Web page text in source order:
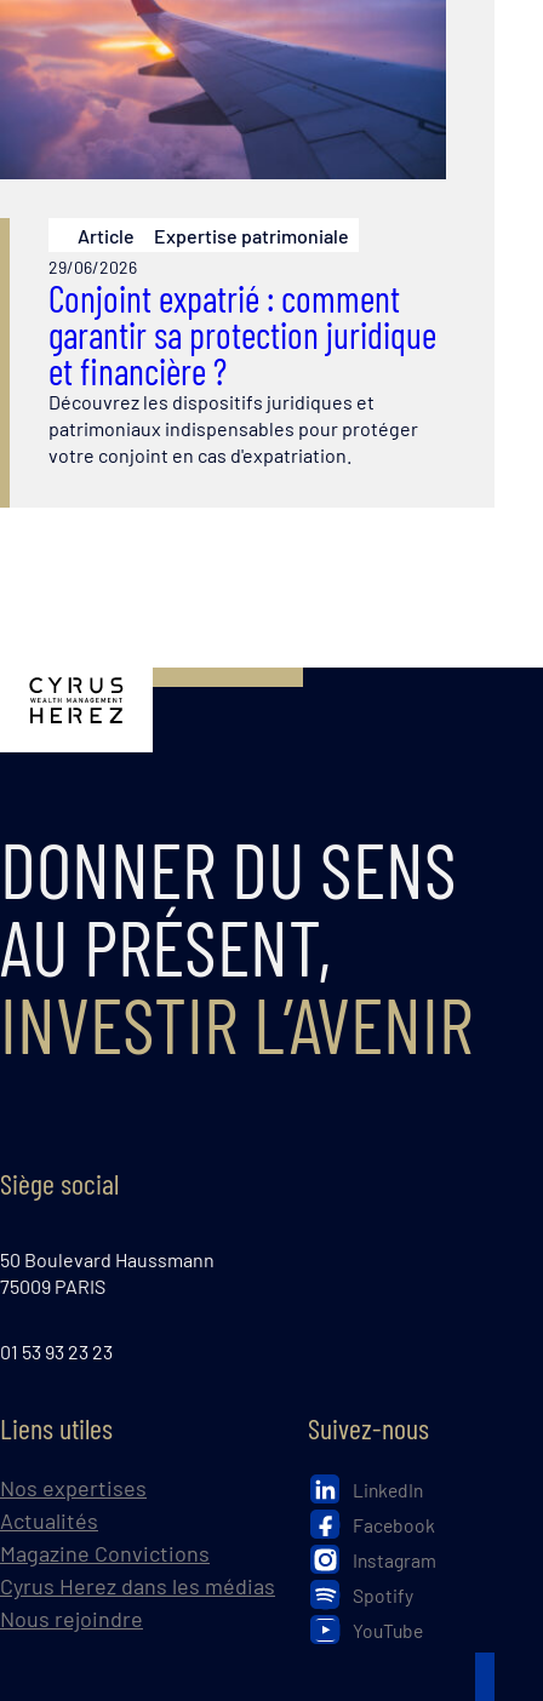
Article Expertise patrimoniale
29/06/2026
Conjoint expatrié : comment
garantir sa protection juridique
et financière ?
Découvrez les dispositifs juridiques et
patrimoniaux indispensables pour protéger
votre conjoint en cas d'expatriation.
DONNER DU SENS
AU PRÉSENT,
INVESTIR L’AVENIR
Siège social
50 Boulevard Haussmann
75009 PARIS
01 53 93 23 23
Liens utiles
Nos expertises
Actualités
Magazine Convictions
Cyrus Herez dans les médias
Nous rejoindre
Suivez-nous
LinkedIn
Facebook
Instagram
Spotify
YouTube